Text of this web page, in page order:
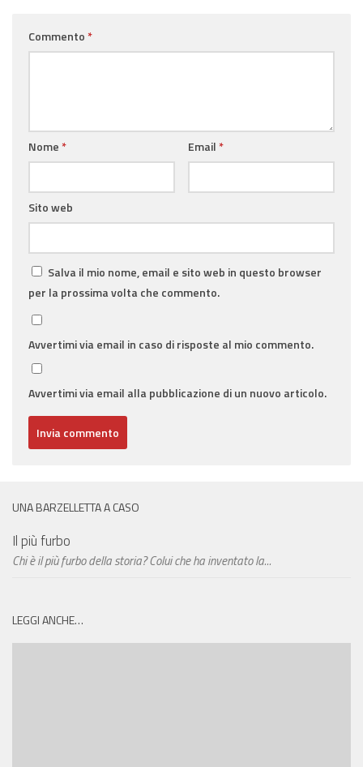
Commento *
Nome * Email *
Sito web
Salva il mio nome, email e sito web in questo browser
per la prossima volta che commento.
Avvertimi via email in caso di risposte al mio commento.
Avvertimi via email alla pubblicazione di un nuovo articolo.
UNA BARZELLETTA A CASO
Il più furbo
Chi è il più furbo della storia? Colui che ha inventato la...
LEGGI ANCHE…